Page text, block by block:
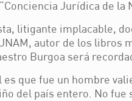
Jurídica de
litigante implacable,
autor de los libros
Burgoa será
que fue un hombre
del país entero. No